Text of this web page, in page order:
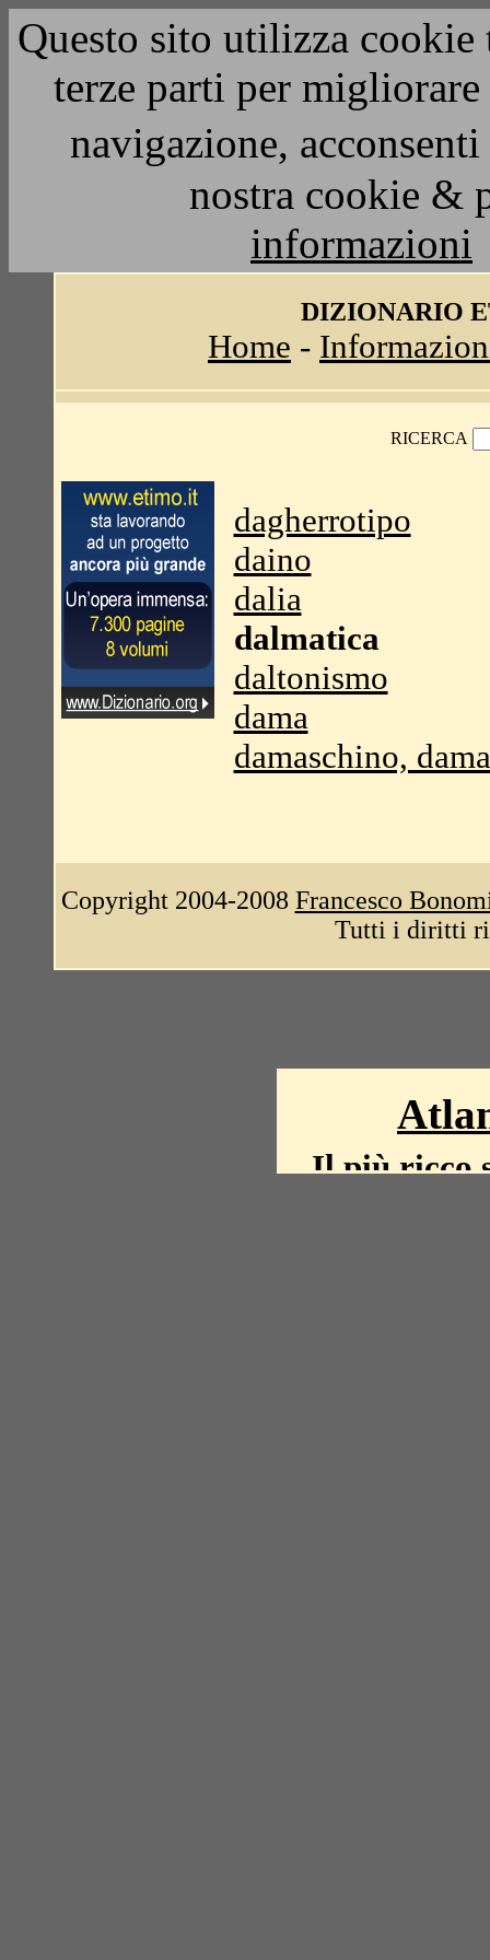
Questo sito utilizza
terze parti per
navigazione,
nostra cookie &
informazioni
DIZIONARIO
Home -
RICERCA
dagherrotipo
daino
dalia
dalmatica
daltonismo
dama
damaschino,
Copyright 2004-2008 Francesco
Tutti i diritti
Il più ricco